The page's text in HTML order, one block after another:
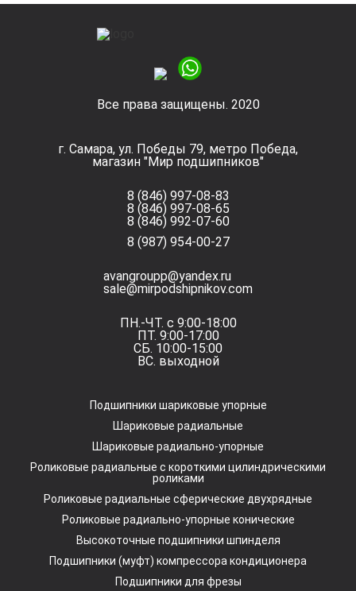
Все права защищены. 2020
г. Самара, ул. Победы 79, метро Победа,
магазин "Мир подшипников"
8 (846) 997-08-83
8 (846) 997-08-65
8 (846) 992-07-60
8 (987) 954-00-27
avangroupp@yandex.ru
sale@mirpodshipnikov.com
ПН.-ЧТ. с 9:00-18:00
ПТ. 9:00-17:00
СБ. 10:00-15:00
ВС. выходной
Подшипники шариковые упорные
Шариковые радиальные
Шариковые радиально-упорные
Роликовые радиальные с короткими цилиндрическими
роликами
Роликовые радиальные сферические двухрядные
Роликовые радиально-упорные конические
Высокоточные подшипники шпинделя
Подшипники (муфт) компрессора кондиционера
Подшипники для фрезы